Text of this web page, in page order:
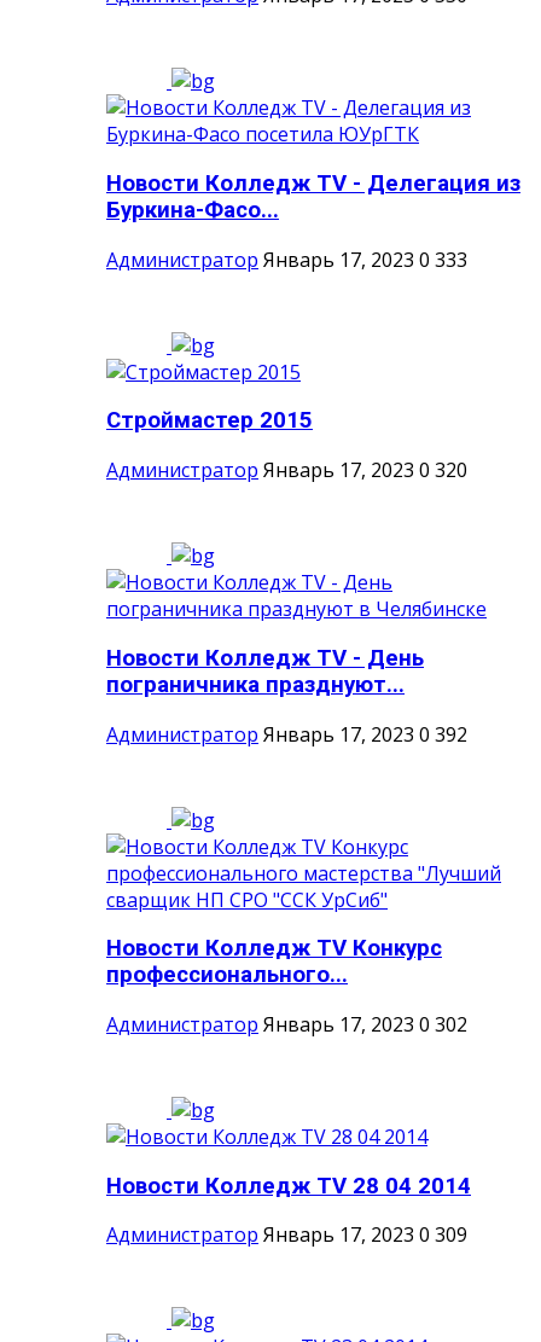
Новости Колледж TV - Делегация из
Буркина-Фасо...
Администратор Январь 17, 2023 0 333
Строймастер 2015
Администратор Январь 17, 2023 0 320
Новости Колледж TV - День
пограничника празднуют...
Администратор Январь 17, 2023 0 392
Новости Колледж TV Конкурс
профессионального...
Администратор Январь 17, 2023 0 302
Новости Колледж TV 28 04 2014
Администратор Январь 17, 2023 0 309